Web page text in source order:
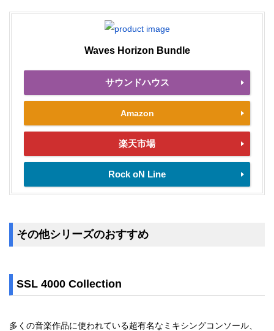
Waves Horizon Bundle
サウンドハウス
Amazon
楽天市場
Rock oN Line
その他シリーズのおすすめ
SSL 4000 Collection
多くの音楽作品に使われている超有名なミキシングコンソール、